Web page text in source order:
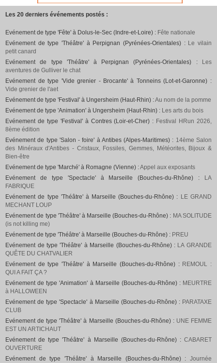
Les 20 derniers événements postés :
Evénement de type 'Fête' à Dolus-le-Sec (Indre-et-Loire) : Fête nationale
Evénement de type 'Théâtre' à Perpignan (Pyrénées-Orientales) : Le vilain
petit canard
Evénement de type 'Théâtre' à Perpignan (Pyrénées-Orientales) :
Les
aventures de Gulliver le chat
Evénement de type 'Vide grenier - Brocante' à Tonneins (Lot-et-Garonne) :
Vide grenier de l'aet
Evénement de type 'Festival' à Ungersheim (Haut-Rhin) :Au nom de la pomme
Evénement de type 'Animation' à Ungersheim (Haut-Rhin) : Les arts du bois
Evénement de type 'Festival' à Contres (Loir-et-Cher) : Festival HRun 2026,
8ème édition
Evénement de type 'Salon - foire' à Antibes (Alpes-Maritimes) : 14ème Salon
des Minéraux d'Antibes - Cristaux, Fossiles, Gemmes, Météorites, Bijoux &
Bien-être
Evénement de type 'Marché' à Romagne (Vienne) :Appel aux exposants
Evénement de type 'Spectacle' à Marseille (Bouches-du-Rhône) :
LA
FABRIQUE
Evénement de type 'Théâtre' à Marseille (Bouches-du-Rhône) : LE GRAND
MECHANT LOUP
Evénement de type 'Théâtre' à Marseille (Bouches-du-Rhône) : MA SOLITUDE
(is not killing me)
Evénement de type 'Théâtre' à Marseille (Bouches-du-Rhône) : PREU
Evénement de type 'Théâtre' à Marseille (Bouches-du-Rhône) : LA GRANDE
QUÊTE DU CHATVALIER
Evénement de type 'Théâtre' à Marseille (Bouches-du-Rhône) : REMOUL :
QUI A FAIT ÇA ?
Evénement de type 'Animation' à Marseille (Bouches-du-Rhône) : MEURTRE
à HALLOWEEN
Evénement de type 'Spectacle' à Marseille (Bouches-du-Rhône) : PARATAXE
CLUB
Evénement de type 'Théâtre' à Marseille (Bouches-du-Rhône) : UNE FEMME
EST UN ARTICHAUT
Evénement de type 'Théâtre' à Marseille (Bouches-du-Rhône) : CABARET
OUVERTURE
Evénement de type 'Théâtre' à Marseille (Bouches-du-Rhône) : Journée